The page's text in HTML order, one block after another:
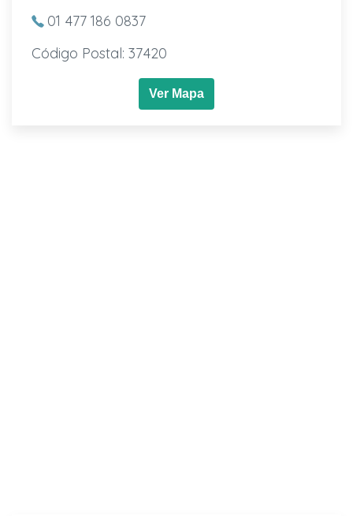
01 477 186 0837
Código Postal: 37420
Ver Mapa